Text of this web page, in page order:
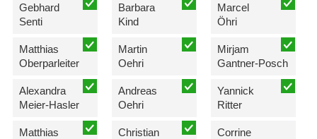
Gebhard
Senti
Matthias
Oberparleiter
Alexandra
Meier-Hasler
Matthias
Barbara
Kind
Martin
Oehri
Andreas
Oehri
Christian
Marcel
Öhri
Mirjam
Gantner-Posch
Yannick
Ritter
Corrine